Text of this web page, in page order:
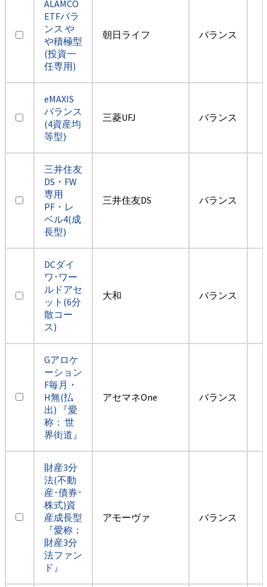
ALAMCO
ETFバラ
ンス や
や積極型
(投資一
任専用)
朝日ライフ バランス
eMAXIS
バランス
(4資産均
等型)
三菱UFJ バランス
三井住友
DS・FW
専用
PF・レ
ベル4(成
長型)
三井住友DS バランス
DCダイ
ワ･ワー
ルドアセ
ット(6分
散コー
ス)
大和 バランス
Gアロケ
ーション
F毎月・
H無(払
出) 『愛
称： 世
界街道』
アセマネOne バランス
財産3分
法(不動
産･債券･
株式)資
産成長型
『愛称：
財産3分
法ファン
ド』
アモーヴァ バランス